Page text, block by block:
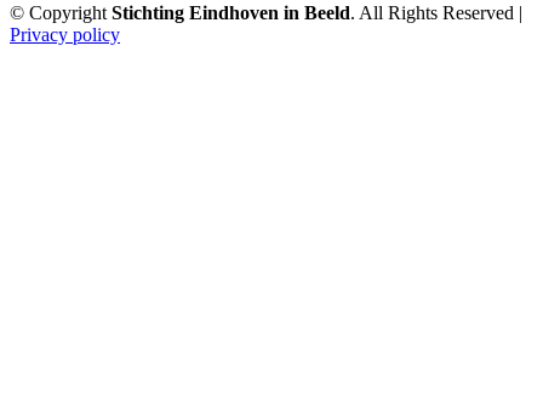
© Copyright Stichting Eindhoven in Beeld. All Rights Reserved |
Privacy policy